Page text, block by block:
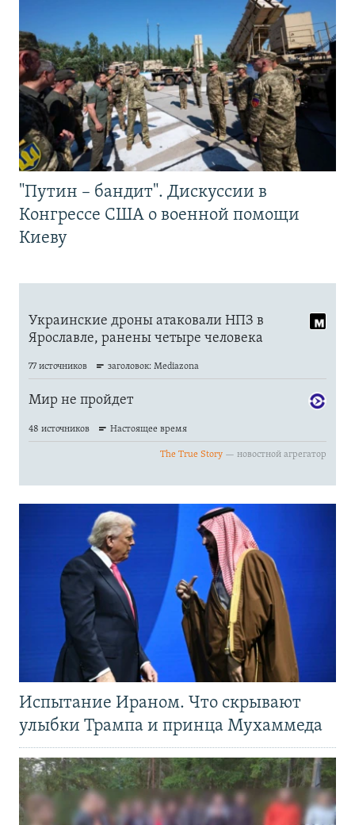
"Путин – бандит". Дискуссии в
Конгрессе США о военной помощи
Киеву
Испытание Ираном. Что скрывают
улыбки Трампа и принца Мухаммеда